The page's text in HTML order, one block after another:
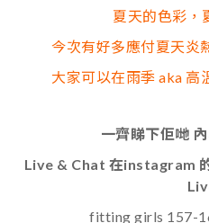
夏天的色彩，
今次有好多應付夏天炎
大家可以在雨季 aka 高
一齊睇下佢哋
Live & Chat 在instagram
fitting girls 157-